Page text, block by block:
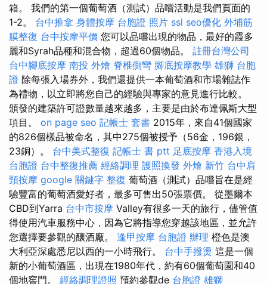
箱。 我們的第一個葡萄酒（測試）品嚐活動是我們頁面的
1-2。 台中推拿 身體按摩 台胞證 照片 ssl seo優化 外埔筋
膜整復 台中按摩平價 您可以品嚐出現的物品，最好的霞多
麗和Syrah品種和混合物，超過60個物品。 註冊台灣公司
台中腳底按摩 南投 外燴 脊椎側彎 腳底按摩教學 雄獅 台胞
證 除每張入場券外，我們還提供一本葡萄酒和市場雜誌作
為禮物，以立即將您自己的經驗與專家的意見進行比較。
頒發的建築許可證數量越來越多，主要是由於布達佩斯大型
項目。 on page seo 記帳士 套書 2015年，來自41個國家
的826個樣品被命名，其中275個被授予（56金，196銀，
23銅）。 台中美式整復 記帳士 書 ptt 足底按摩 香港入境
台胞證 台中整復推薦 經絡調理 護照換發 外燴 新竹 台中肩
頸按摩 google 關鍵字 整復 葡萄酒（測試）品嚐旨在是經
驗豐富的葡萄酒愛好者，最多可售出50張票價。 從墨爾本
CBD到Yarra 台中市按摩 Valley有很多一天的旅行，儘管值
得使用汽車服務中心，因為它將指導您穿越該地區，並允許
您選擇要參觀的釀酒廠。 逢甲按摩 台胞證 辦理 橙色是澳
大利亞深處悉尼以西的一小時飛行。 台中手撥燙 這是一個
新的小葡萄酒區，出現在1980年代，約有60個葡萄園和40
個地窖門。 經絡調理證照 預約參觀de 台胞證 雄獅